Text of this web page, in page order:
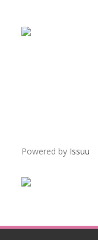
Powered by Issuu